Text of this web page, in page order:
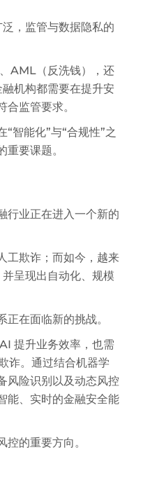
，监管与数据隐私的
AML（反洗钱），还
机构都需要在提升安
监管要求。
智能化”与“合规性”之
要课题。
行业正在进入一个新的
工欺诈；而如今，越来
呈现出自动化、规模
在面临新的挑战。
提升业务效率，也需
诈。通过结合机器学
风险识别以及动态风控
能、实时的金融安全能
的重要方向。